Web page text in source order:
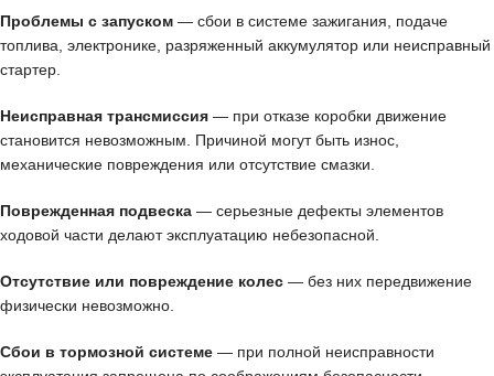
Проблемы с запуском — сбои в системе зажигания, подаче
топлива, электронике, разряженный аккумулятор или неисправный
стартер.
Неисправная трансмиссия — при отказе коробки движение
становится невозможным. Причиной могут быть износ,
механические повреждения или отсутствие смазки.
Поврежденная подвеска — серьезные дефекты элементов
ходовой части делают эксплуатацию небезопасной.
Отсутствие или повреждение колес — без них передвижение
физически невозможно.
Сбои в тормозной системе — при полной неисправности